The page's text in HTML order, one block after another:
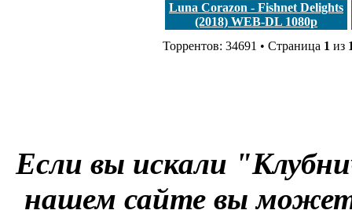
Luna Corazon - Fishnet Delights
(2018) WEB-DL 1080p
Торрентов: 34691 • Страница 1 из
Если вы искали
нашем сайте вы